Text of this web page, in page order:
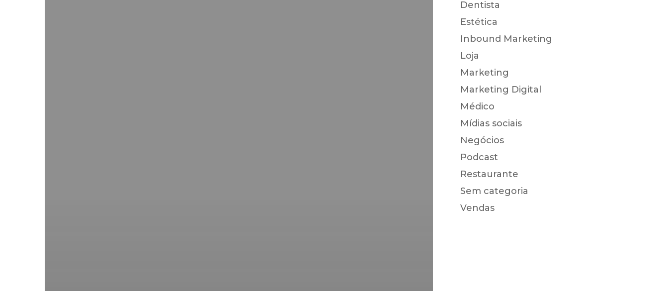
Dentista
Estética
Inbound Marketing
Loja
Marketing
Marketing Digital
Médico
Mídias sociais
Negócios
Podcast
Restaurante
Sem categoria
Vendas